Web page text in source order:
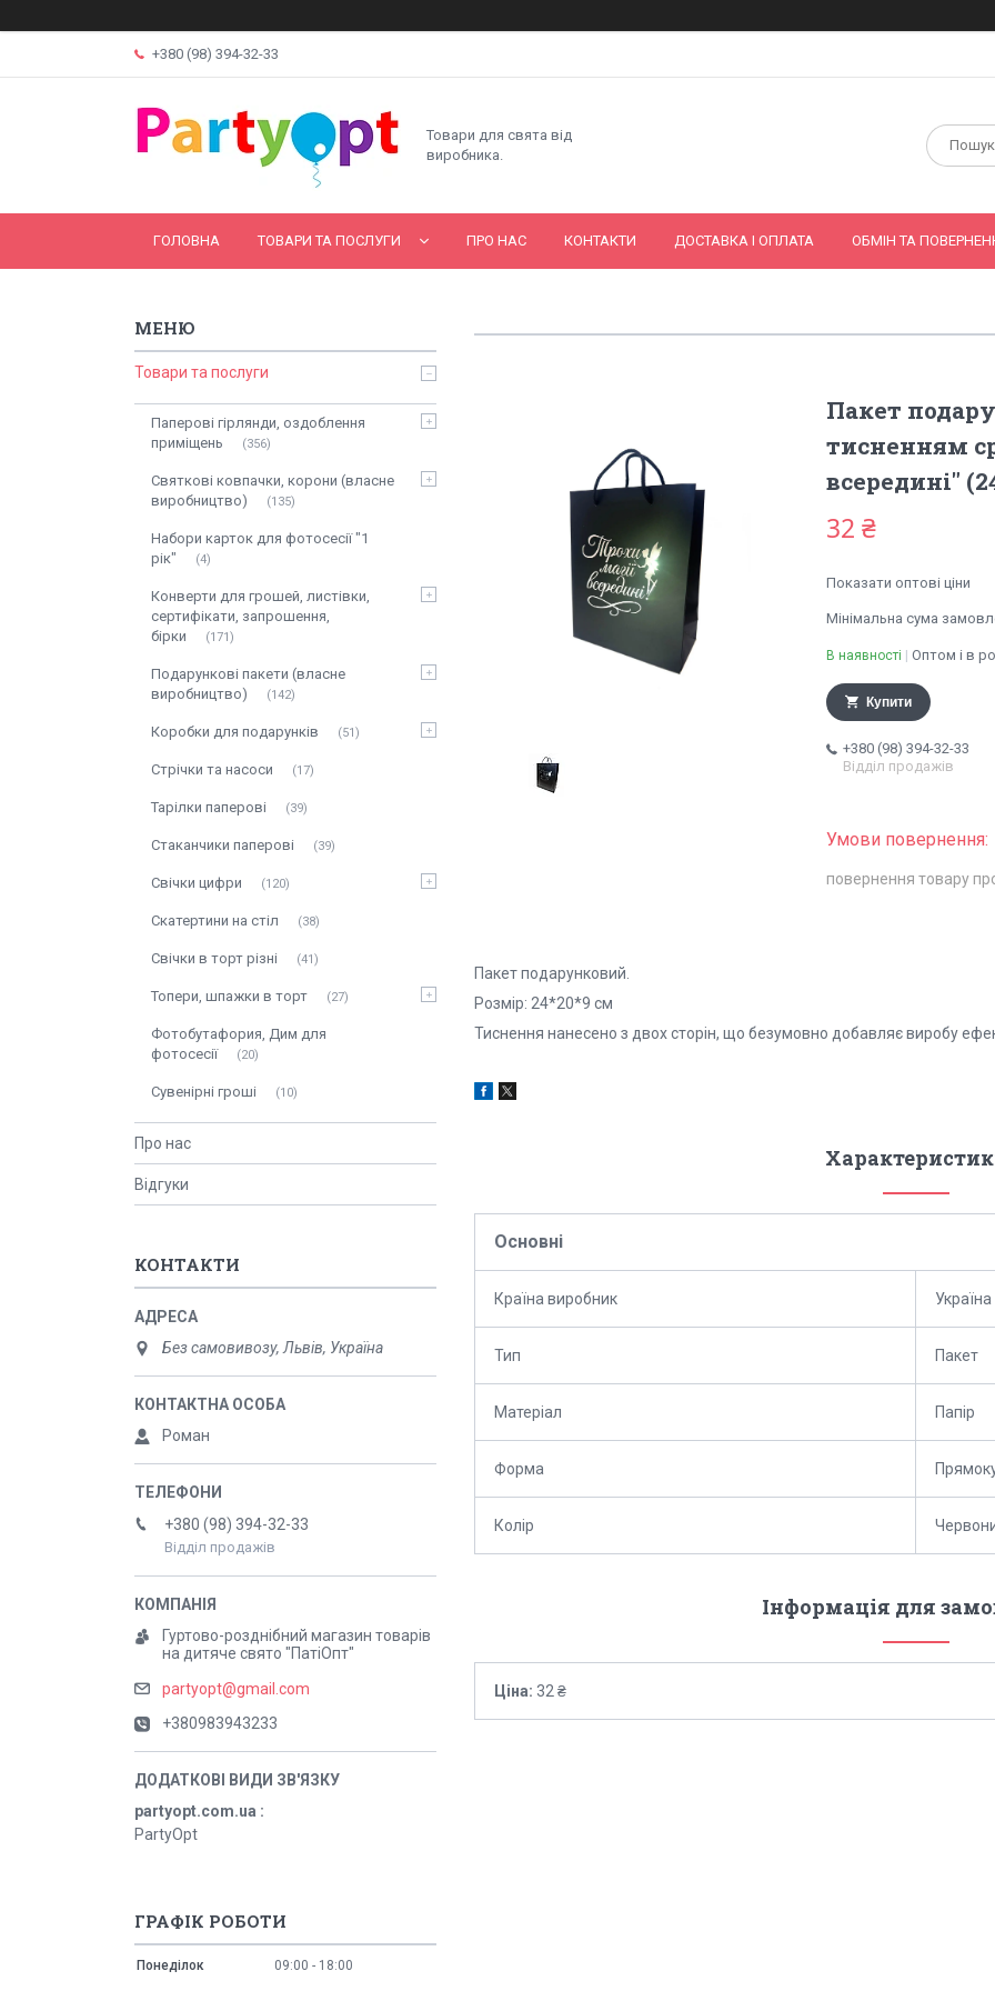
+380 (98) 394-32-33
Товари для свята від
виробника.
ГОЛОВНА ТОВАРИ ТА ПОСЛУГИ ПРО НАС КОНТАКТИ ДОСТАВКА І ОПЛАТА ОБМІН ТА
Пакет
тисненням
всередині"
32 ₴
Показати оптові ціни
Мінімальна сума
В наявності Оптом і в
Купити
+380 (98) 394-32-33
Відділ продажів
повернення товару
Пакет подарунковий.
Розмір: 24*20*9 см
Тиснення нанесено з двох сторін, що безумовно добавляє виробу
Основні
Країна виробник Україна
Тип Пакет
Матеріал Папір
Форма
Колір
Інформація для
Ціна: 32 ₴
Товари та послуги
Паперові гірлянди, оздоблення
приміщень
356
Святкові ковпачки, корони (власне
виробництво)
135
Набори карток для фотосесії "1
рік"
4
Конверти для грошей, листівки,
сертифікати, запрошення,
бірки
171
Подарункові пакети (власне
виробництво)
142
Коробки для подарунків 51
Стрічки та насоси 17
Тарілки паперові 39
Стаканчики паперові 39
Свічки цифри 120
Скатертини на стіл 38
Свічки в торт різні 41
Топери, шпажки в торт 27
Фотобутафория, Дим для
фотосесії
20
Сувенірні гроші 10
Про нас
Відгуки
КОНТАКТИ
Без самовивозу, Львів, Україна
Роман
+380 (98) 394-32-33
Відділ продажів
Гуртово-розднібний магазин товарів
на дитяче свято "ПатіОпт"
partyopt@gmail.com
+380983943233
partyopt.com.ua
PartyOpt
ГРАФІК РОБОТИ
Понеділок 09:00 18:00